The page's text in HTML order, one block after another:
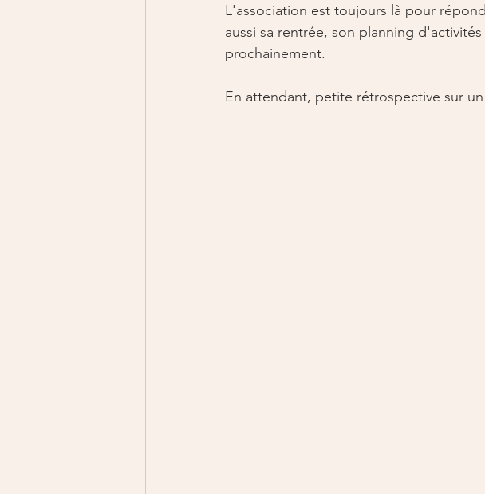
L'association est toujours là pour
aussi sa rentrée, son planning
prochainement.
En attendant, petite rétrospective sur